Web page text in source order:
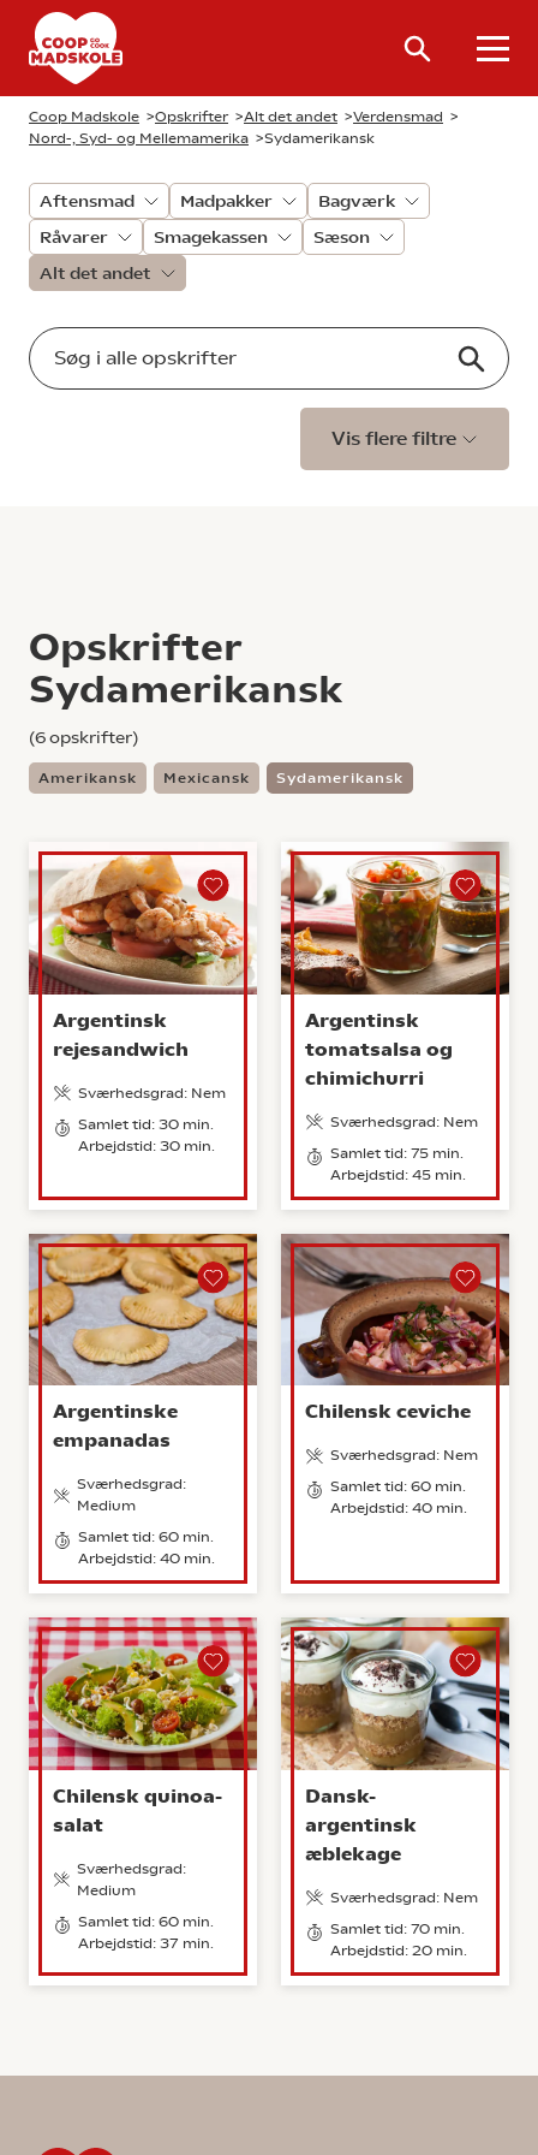
Coop Madskole >Opskrifter >Alt det andet >Verdensmad >
Nord-, Syd- og Mellemamerika >Sydamerikansk
Aftensmad Madpakker
Bagværk
Råvarer
Smagekassen
Sæson
Alt det andet
Vis flere filtre
Opskrifter
Sydamerikansk
(6opskrifter)
Amerikansk Mexicansk Sydamerikansk
Argentinsk
rejesandwich
Sværhedsgrad: Nem
Samlet tid: 30 min.
Arbejdstid: 30 min.
Argentinsk
tomatsalsa og
chimichurri
Sværhedsgrad: Nem
Samlet tid: 75 min.
Arbejdstid: 45 min.
Argentinske
empanadas
Sværhedsgrad:
Medium
Samlet tid: 60 min.
Arbejdstid: 40 min.
Chilensk ceviche
Sværhedsgrad: Nem
Samlet tid: 60 min.
Arbejdstid: 40 min.
Chilensk quinoa-
salat
Sværhedsgrad:
Medium
Samlet tid: 60 min.
Arbejdstid: 37 min.
Dansk-
argentinsk
æblekage
Sværhedsgrad: Nem
Samlet tid: 70 min.
Arbejdstid: 20 min.